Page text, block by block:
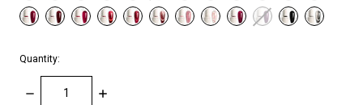
Quantity:
DECREASE
INCREASE